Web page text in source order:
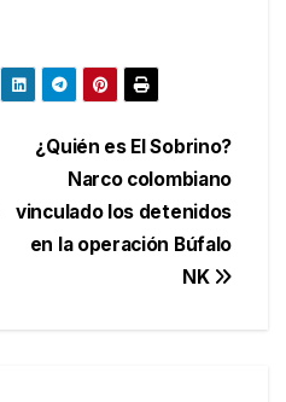
¿Quién es El Sobrino?
Narco colombiano
vinculado los detenidos
en la operación Búfalo
NK